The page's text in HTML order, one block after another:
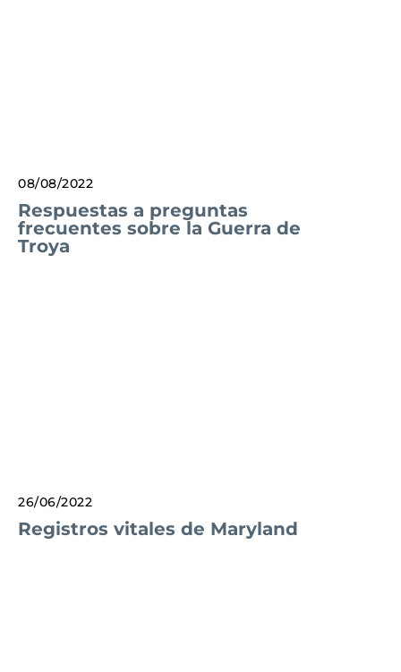
08/08/2022
Respuestas a preguntas
frecuentes sobre la Guerra de
Troya
26/06/2022
Registros vitales de Maryland